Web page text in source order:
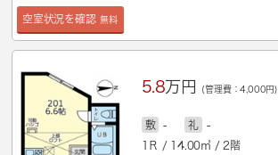
空室状況を確認 無料
5.8 万円 (管理費：4,000円)
敷 - 礼
-
1Ｒ / 14.00㎡ / 2階